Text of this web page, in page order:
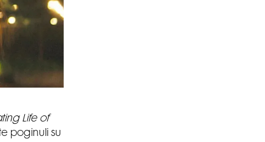
Life of
poginuli su